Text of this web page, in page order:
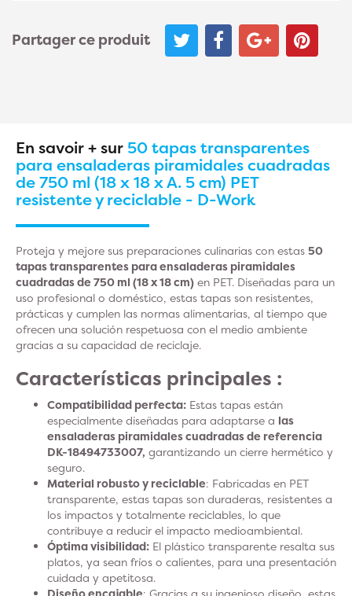
Partager ce produit
En savoir + sur 50 tapas transparentes
para ensaladeras piramidales cuadradas
de 750 ml (18 x 18 x A. 5 cm) PET
resistente y reciclable - D-Work
Proteja y mejore sus preparaciones culinarias con estas 50
tapas transparentes para ensaladeras piramidales
cuadradas de 750 ml (18 x 18 cm) en PET. Diseñadas para un
uso profesional o doméstico, estas tapas son resistentes,
prácticas y cumplen las normas alimentarias, al tiempo que
ofrecen una solución respetuosa con el medio ambiente
gracias a su capacidad de reciclaje.
Características principales :
Compatibilidad perfecta: Estas tapas están
especialmente diseñadas para adaptarse a las
ensaladeras piramidales cuadradas de referencia
DK-18494733007, garantizando un cierre hermético y
seguro.
Material robusto y reciclable: Fabricadas en PET
transparente, estas tapas son duraderas, resistentes a
los impactos y totalmente reciclables, lo que
contribuye a reducir el impacto medioambiental.
Óptima visibilidad: El plástico transparente resalta sus
platos, ya sean fríos o calientes, para una presentación
cuidada y apetitosa.